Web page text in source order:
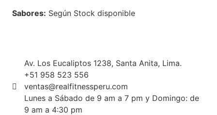
Sabores: Según Stock disponible
Av. Los Eucaliptos 1238, Santa Anita, Lima.
+51 958 523 556
ventas@realfitnessperu.com
Lunes a Sábado de 9 am a 7 pm y Domingo: de
9 am a 4:30 pm